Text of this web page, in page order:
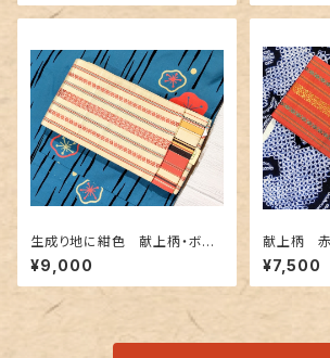
生成り地に紺色 献上柄・ボー
ダー柄のリバーシブル 博多織
り半幅帯
¥9,000
献上柄 赤
帯
¥7,500